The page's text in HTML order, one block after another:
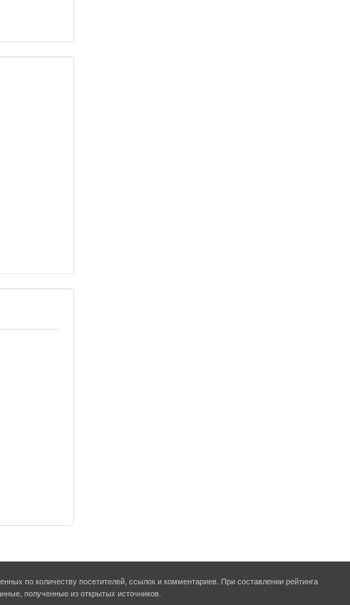
по количеству посетителей, ссылок и комментариев. При составлении рейтинга
полученные из открытых источников.